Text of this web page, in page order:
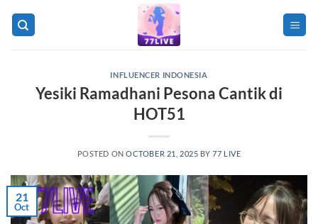
INFLUENCER INDONESIA
Yesiki Ramadhani Pesona Cantik di
HOT51
POSTED ONOCTOBER 21, 2025 BY77 LIVE
21
Oct